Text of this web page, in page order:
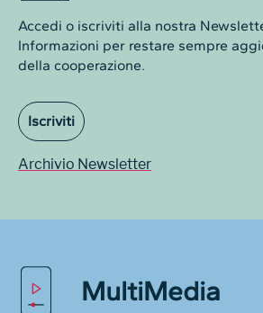
Accedi o iscriviti alla nostra
Informazioni per restare sempre
della cooperazione.
Iscriviti
Archivio Newsletter
MultiMedia